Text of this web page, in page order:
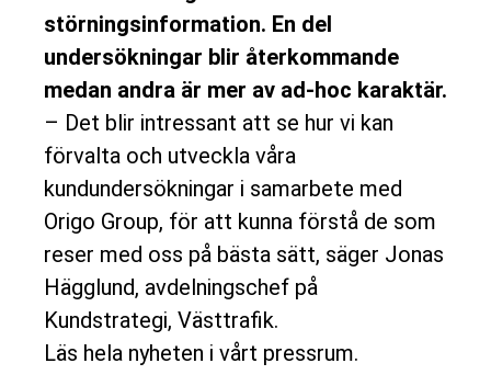
störningsinformation. En del
undersökningar blir återkommande
medan andra är mer av ad-hoc karaktär.
– Det blir intressant att se hur vi kan
förvalta och utveckla våra
kundundersökningar i samarbete med
Origo Group, för att kunna förstå de som
reser med oss på bästa sätt, säger Jonas
Hägglund, avdelningschef på
Kundstrategi, Västtrafik.
Läs hela nyheten i vårt pressrum.